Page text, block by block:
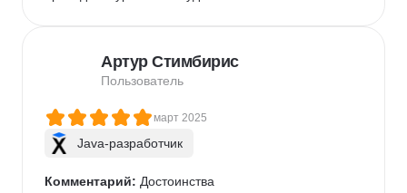
Артур Стимбирис
Пользователь
март 2025
Java-разработчик
Комментарий: Достоинства